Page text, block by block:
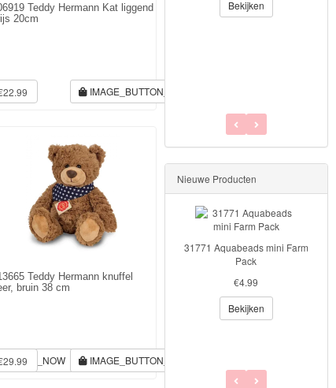
Teddy Hermann Kat liggend
20cm
IMAGE_BUTTON_RESERVE_NOW
Teddy Hermann knuffel
bruin 38 cm
IMAGE_BUTTON_RESERVE_NOW
Bekijken
Nieuwe Producten
31771 Aquabeads mini Farm
Pack
€4.99
Bekijken